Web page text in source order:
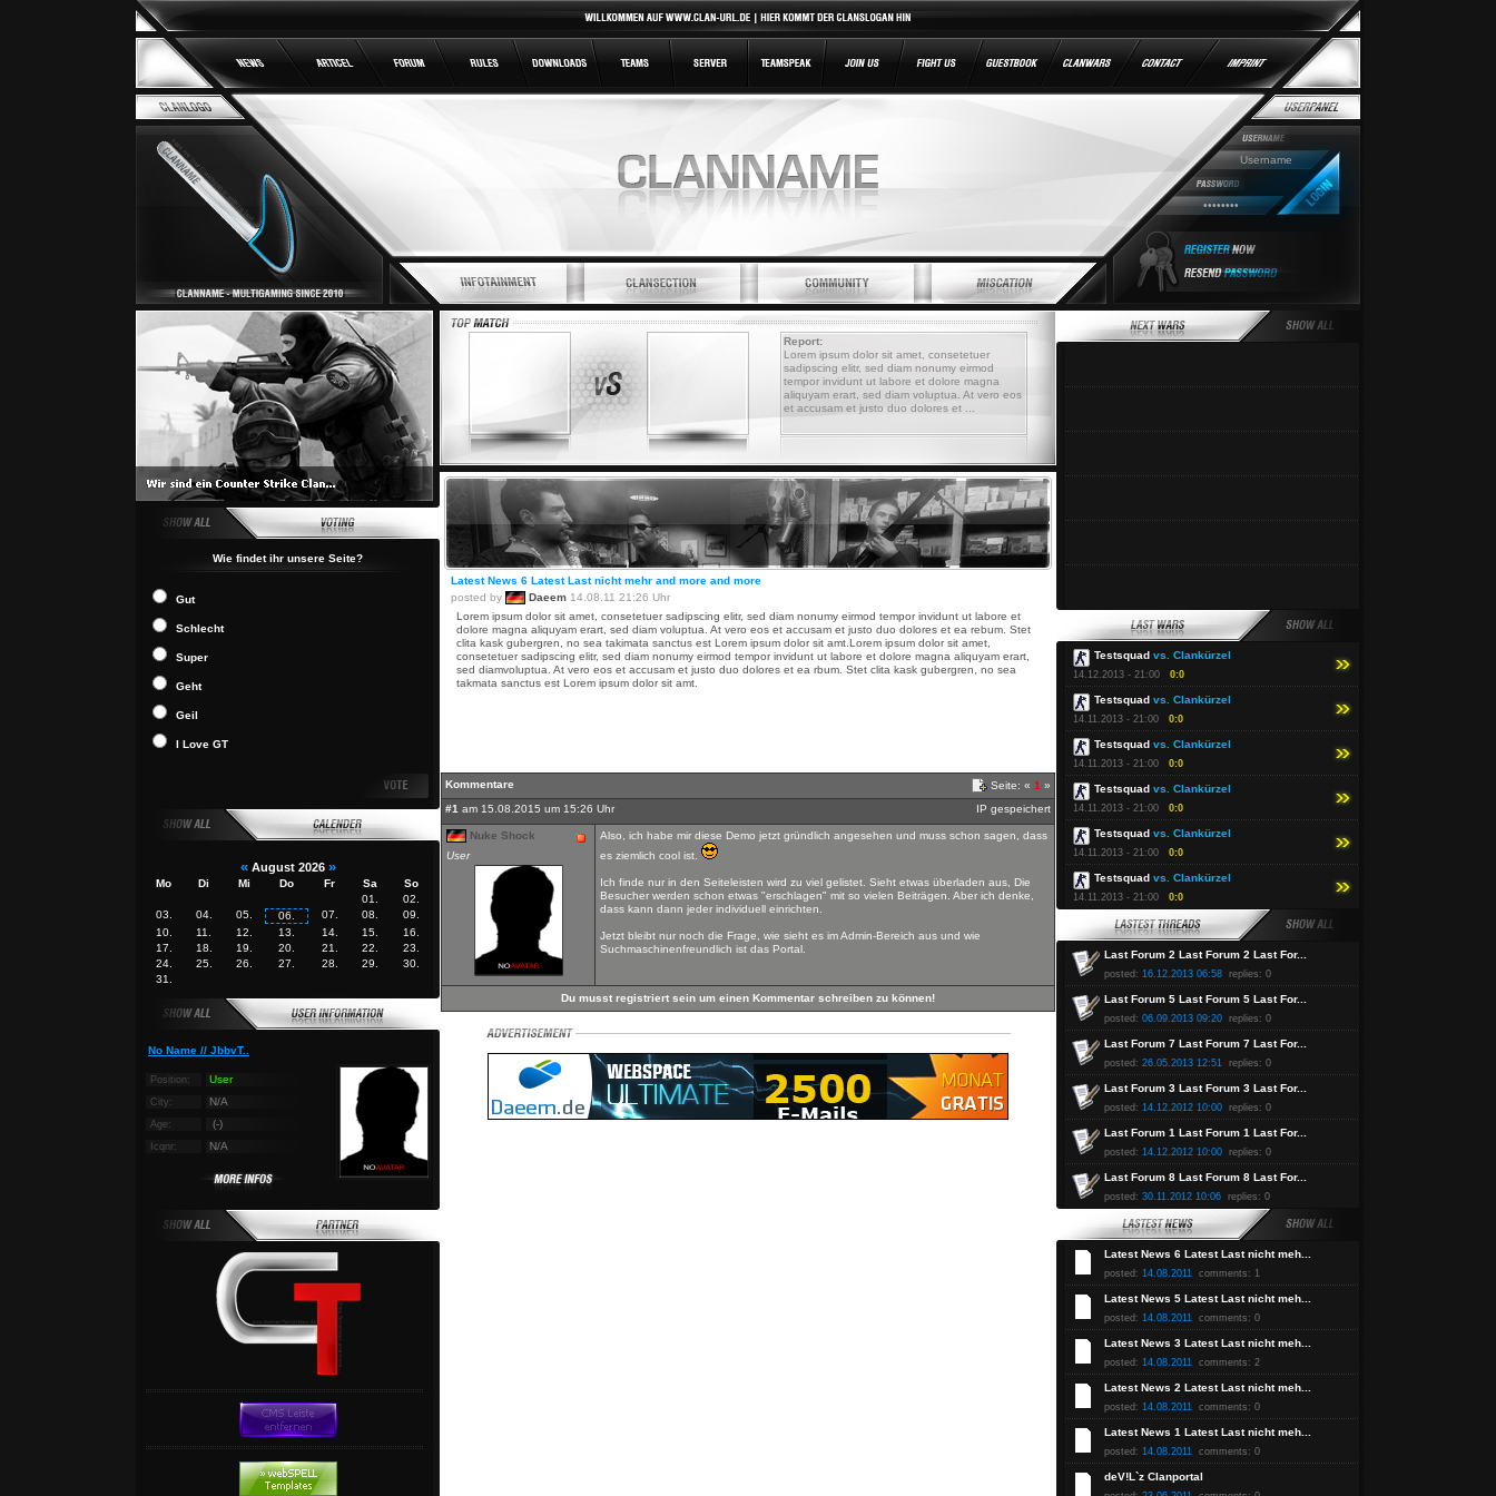
Wie findet ihr unsere Seite?
Gut
Schlecht
Super
Geht
Geil
I Love GT
« August 2026 »
Mo Di Mi Do Fr Sa
So
01.
02.
03.
04. 05. 06. 07. 08.
09.
10.
11. 12. 13. 14. 15.
16.
17.
18. 19. 20. 21. 22.
23.
24.
25. 26. 27. 28. 29.
30.
31.
No Name // JbbvT..
Position: User
City: N/A
Age: (-)
Icqnr: N/A
Report:
Lorem ipsum dolor sit amet, consetetuer
sadipscing elitr, sed diam nonumy eirmod
tempor invidunt ut labore et dolore magna
aliquyam erart, sed diam voluptua. At vero eos
et accusam et justo duo dolores et ...
Latest News 6 Latest Last nicht mehr and more and more
posted by
Daeem 14.08.11 21:26 Uhr
Lorem ipsum dolor sit amet, consetetuer sadipscing elitr, sed diam nonumy eirmod tempor invidunt ut labore et
dolore magna aliquyam erart, sed diam voluptua. At vero eos et accusam et justo duo dolores et ea rebum. Stet
clita kask gubergren, no sea takimata sanctus est Lorem ipsum dolor sit amt.Lorem ipsum dolor sit amet,
consetetuer sadipscing elitr, sed diam nonumy eirmod tempor invidunt ut labore et dolore magna aliquyam erart,
sed diamvoluptua. At vero eos et accusam et justo duo dolores et ea rbum. Stet clita kask gubergren, no sea
takmata sanctus est Lorem ipsum dolor sit amt.
Kommentare Seite: « 1 »
#1 am 15.08.2015 um 15:26 Uhr IP gespeichert
Nuke Shock
User
Also, ich habe mir diese Demo jetzt gründlich angesehen und muss schon sagen, dass
es ziemlich cool ist.
Ich finde nur in den Seiteleisten wird zu viel gelistet. Sieht etwas überladen aus, Die
Besucher werden schon etwas "erschlagen" mit so vielen Beiträgen. Aber ich denke,
dass kann dann jeder individuell einrichten.
Jetzt bleibt nur noch die Frage, wie sieht es im Admin-Bereich aus und wie
Suchmaschinenfreundlich ist das Portal.
Du musst registriert sein um einen Kommentar schreiben zu können!
Testsquad vs. Clankürzel
14.12.2013 - 21:00 0:0
Testsquad vs. Clankürzel
14.11.2013 - 21:00 0:0
Testsquad vs. Clankürzel
14.11.2013 - 21:00 0:0
Testsquad vs. Clankürzel
14.11.2013 - 21:00 0:0
Testsquad vs. Clankürzel
14.11.2013 - 21:00 0:0
Testsquad vs. Clankürzel
14.11.2013 - 21:00 0:0
Last Forum 2 Last Forum 2 Last For...
posted: 16.12.2013 06:58 replies: 0
Last Forum 5 Last Forum 5 Last For...
posted: 06.09.2013 09:20 replies: 0
Last Forum 7 Last Forum 7 Last For...
posted: 26.05.2013 12:51 replies: 0
Last Forum 3 Last Forum 3 Last For...
posted: 14.12.2012 10:00 replies: 0
Last Forum 1 Last Forum 1 Last For...
posted: 14.12.2012 10:00 replies: 0
Last Forum 8 Last Forum 8 Last For...
posted: 30.11.2012 10:06 replies: 0
Latest News 6 Latest Last nicht meh...
posted: 14.08.2011 comments: 1
Latest News 5 Latest Last nicht meh...
posted: 14.08.2011 comments: 0
Latest News 3 Latest Last nicht meh...
posted: 14.08.2011 comments: 2
Latest News 2 Latest Last nicht meh...
posted: 14.08.2011 comments: 0
Latest News 1 Latest Last nicht meh...
posted: 14.08.2011 comments: 0
deV!L`z Clanportal